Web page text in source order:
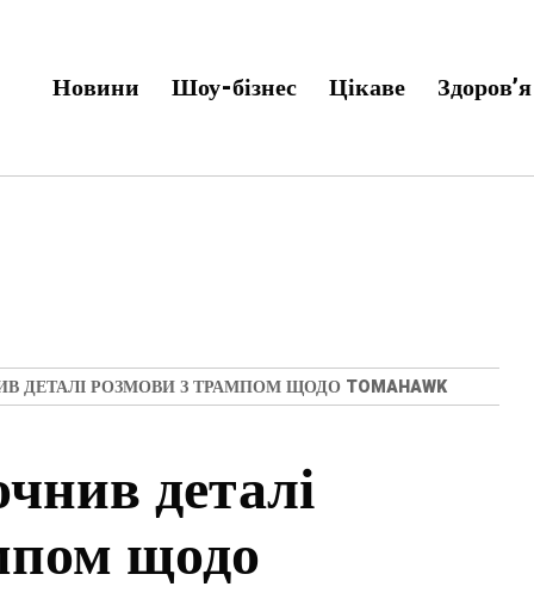
Новини Шоу-бізнес Цікаве Здоров’я
ДЕТАЛІ РОЗМОВИ З ТРАМПОМ ЩОДО TOMAHAWK
деталі
щодо